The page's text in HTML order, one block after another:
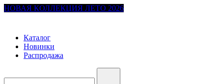
НОВАЯ КОЛЛЕКЦИЯ ЛЕТО 2026
Каталог
Новинки
Распродажа